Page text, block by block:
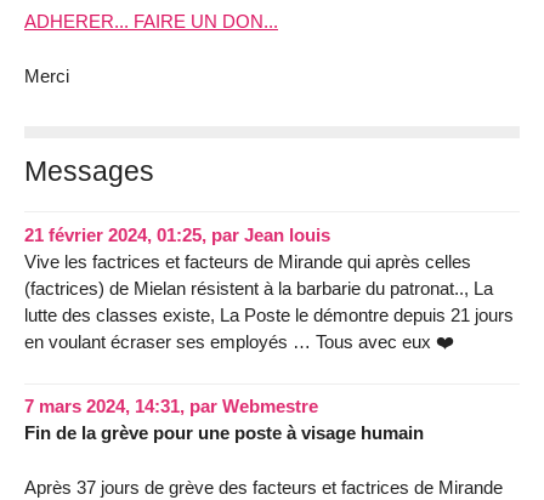
ADHERER... FAIRE UN DON...
Merci
Messages
21 février 2024, 01:25, par Jean louis
Vive les factrices et facteurs de Mirande qui après celles
(factrices) de Mielan résistent à la barbarie du patronat.., La
lutte des classes existe, La Poste le démontre depuis 21 jours
en voulant écraser ses employés … Tous avec eux ❤️
7 mars 2024, 14:31, par Webmestre
Fin de la grève pour une poste à visage humain
Après 37 jours de grève des facteurs et factrices de Mirande